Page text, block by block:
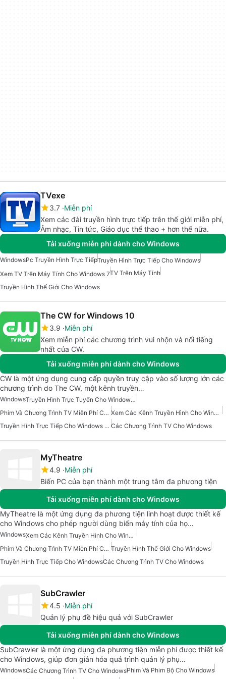
TVexe
3.7 Miễn phí
Xem các đài truyền hình trực tiếp trên thế giới miễn phí,
Âm nhạc, Tin tức, Giáo dục thể thao + hơn thế nữa.
Tải xuống miễn phí dành cho Windows
WindowsPc Truyền Hình Trực TiếpTruyền Hình Trực Tiếp Cho Windows
Xem TV Trên Máy Tính Cho Windows 7TV Trên Máy Tính
Truyền Hình Thế Giới Cho Windows
The CW for Windows 10
3.9 Miễn phí
Xem miễn phí các chương trình vui nhộn và nổi tiếng
nhất của CW.
Tải xuống miễn phí dành cho Windows
CW là một ứng dụng cung cấp quyền truy cập vào số lượng lớn các
chương trình do The CW, một kênh truyền…
Windows
Truyền Hình Trực Tuyến Cho Windows 10
Phim Và Chương Trình TV Miễn Phí Cho Windows
Xem Các Kênh Truyền Hình Cho Windows
Truyền Hình Trực Tiếp Cho Windows 10 Các Chương Trình TV Cho Windows
MyTheatre
4.9 Miễn phí
Biến PC của bạn thành một trung tâm đa phương tiện
Tải xuống miễn phí dành cho Windows
MyTheatre là một ứng dụng đa phương tiện linh hoạt được thiết kế
cho Windows cho phép người dùng biến máy tính của họ…
Windows
Xem Các Kênh Truyền Hình Cho Windows
Phim Và Chương Trình TV Miễn Phí Cho Windows Truyền Hình Thế Giới Cho Windows
Truyền Hình Trực Tiếp Cho WindowsCác Chương Trình TV Cho Windows
SubCrawler
4.5 Miễn phí
Quản lý phụ đề hiệu quả với SubCrawler
Tải xuống miễn phí dành cho Windows
SubCrawler là một ứng dụng đa phương tiện miễn phí được thiết kế
cho Windows, giúp đơn giản hóa quá trình quản lý phụ…
WindowsCác Chương Trình TV Cho WindowsPhim Và Phim Bộ Cho Windows